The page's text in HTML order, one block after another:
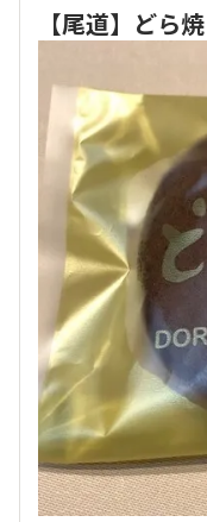
【尾道】どら